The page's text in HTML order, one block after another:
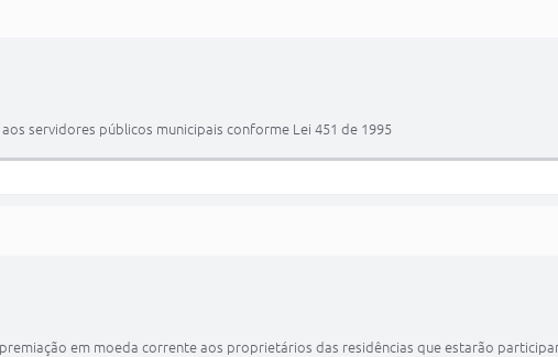
servidores públicos municipais conforme Lei 451 de 1995
em moeda corrente aos proprietários das residências que estarão